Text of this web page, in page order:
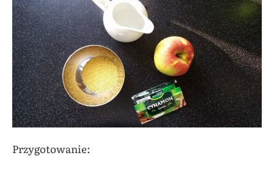
Przygotowanie: